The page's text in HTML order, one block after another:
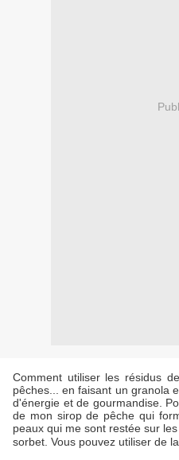
Comment utiliser les résidus
pêches... en faisant un granola
d'énergie et de gourmandise.
de mon sirop de pêche qui
peaux qui me sont restée sur
sorbet. Vous pouvez utiliser de